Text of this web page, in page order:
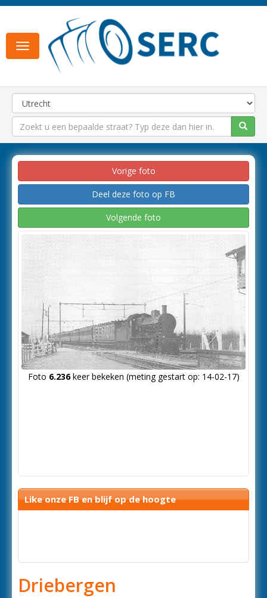
Toggle
navigation
Vorige foto
Deel deze foto op FB
Volgende foto
Foto 6.236keer bekeken (meting gestart op: 14-02-17)
Like onze FB en blijf op de hoogte
Driebergen